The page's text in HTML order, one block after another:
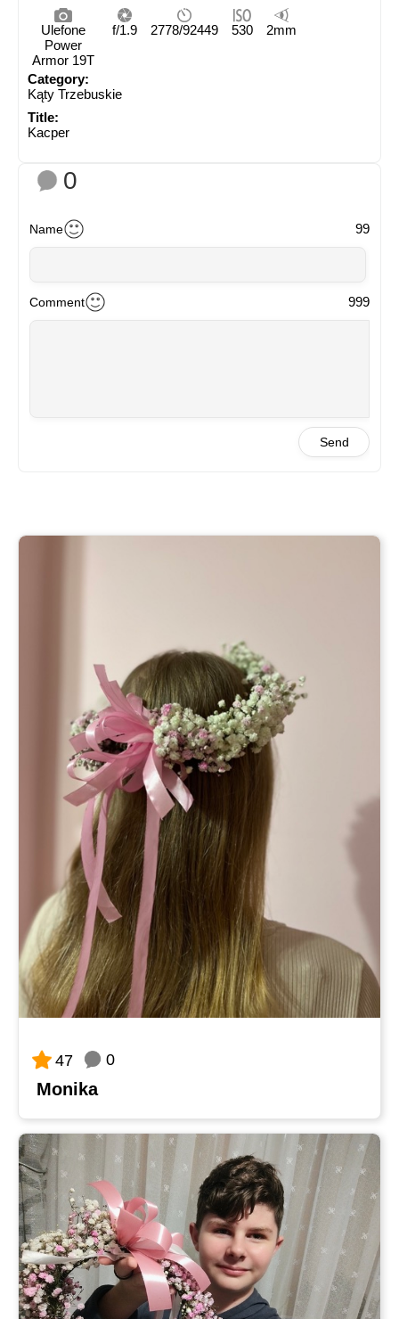
Ulefone
Power
Armor 19T
f/1.9 2778/92449 530 2mm
Category:
Kąty Trzebuskie
Title:
Kacper
0
Name 99
Comment 999
Send
47 0
Monika